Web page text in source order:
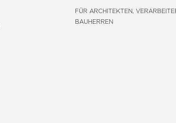
FÜR ARCHITEKTEN,
BAUHERREN